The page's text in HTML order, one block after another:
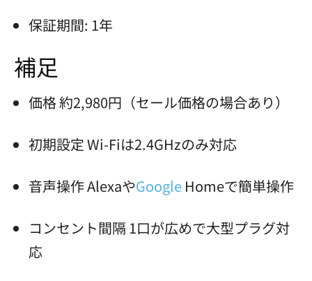
保証期間: 1年
補足
価格 約2,980円（セール価格の場合あり）
初期設定 Wi-Fiは2.4GHzのみ対応
音声操作 AlexaやGoogle Homeで簡単操作
コンセント間隔 1口が広めで大型プラグ対
応